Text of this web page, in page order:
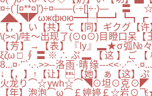
◢◣◥◤ωжфюю━╃╄━┛┗┓┏【岁
【，】い【共】て【同】ギクグ【
\(><)/哇～出现了(⊙o⊙)目瞪口呆【
【芳】→【表】『ly』▂★σ弧№
ξζω□∮〓※∴ぷ▂【这】ご【
8...¤·′ˉ`·.·.>>--洛雨·晴缘---
↓【，】↑【让】【她】ぁ【这】
火龙り⌒☆ywh☆⌒◥⊙坦⊙克⊙◤【
【年】泡泡⌒ω⌒￡婷婷￡☆岩⊙飞